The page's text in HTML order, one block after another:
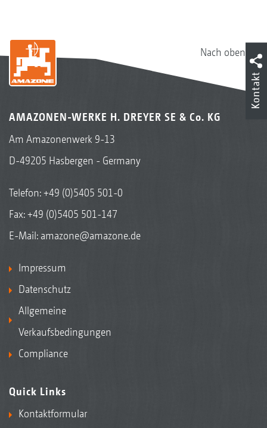
Nach oben
AMAZONEN-WERKE H. DREYER SE & Co. KG
Am Amazonenwerk 9-13
D-49205 Hasbergen - Germany
Telefon:+49 (0)5405 501-0
Fax: +49 (0)5405 501-147
E-Mail: amazone@amazone.de
Impressum
Datenschutz
Allgemeine
Verkaufsbedingungen
Compliance
Quick Links
Kontaktformular
Kontakt